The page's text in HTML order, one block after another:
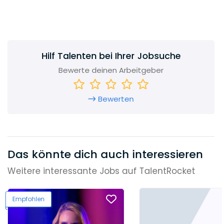
Hilf Talenten bei Ihrer Jobsuche
Bewerte deinen Arbeitgeber
Bewerten
Das könnte dich auch interessieren
Weitere interessante Jobs auf TalentRocket
Empfohlen